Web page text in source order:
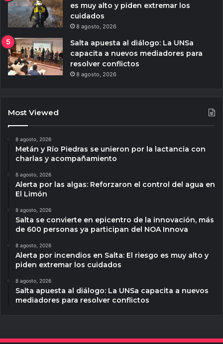
es muy alto y piden extremar los
cuidados
8 agosto, 2026
Salta apuesta al diálogo: La UNSa
capacita a nuevos mediadores para
resolver conflictos
8 agosto, 2026
Most Viewed
8 agosto, 2026
Metán y Río Piedras se unieron por la lactancia con
charlas y acompañamiento
8 agosto, 2026
Alerta por las algas: Reforzaron el control del agua en
El Limón
8 agosto, 2026
Salta se convierte en epicentro de la innovación, más
de 600 personas ya participan del NOA Innova
8 agosto, 2026
Alerta por incendios en Salta: El riesgo es muy alto y
piden extremar los cuidados
8 agosto, 2026
Salta apuesta al diálogo: La UNSa capacita a nuevos
mediadores para resolver conflictos